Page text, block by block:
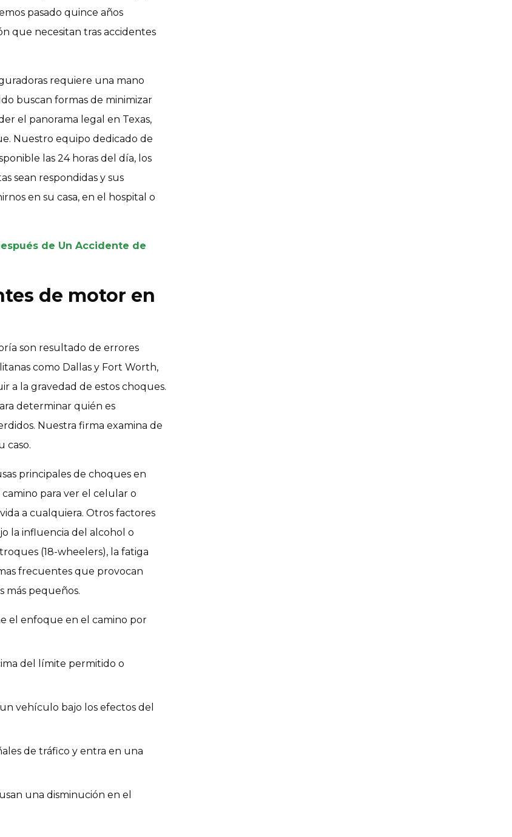
pasado quince años
que necesitan tras accidentes
requiere una mano
buscan formas de minimizar
el panorama legal en Texas,
Nuestro equipo dedicado de
las 24 horas del día, los
sean respondidas y sus
en su casa, en el hospital o
de Un Accidente de
de motor en
son resultado de errores
como Dallas y Fort Worth,
a la gravedad de estos choques.
determinar quién es
Nuestra firma examina de
caso.
principales de choques en
para ver el celular o
a cualquiera. Otros factores
la influencia del alcohol o
(18-wheelers), la fatiga
frecuentes que provocan
más pequeños.
el enfoque en el camino por
del límite permitido o
vehículo bajo los efectos del
de tráfico y entra en una
una disminución en el